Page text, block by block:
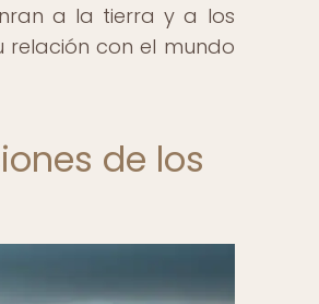
a la tierra y a los
relación con el mundo
de los